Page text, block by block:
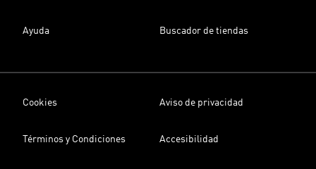
Ayuda Buscador de tiendas
Cookies Aviso de privacidad
Términos y Condiciones Accesibilidad